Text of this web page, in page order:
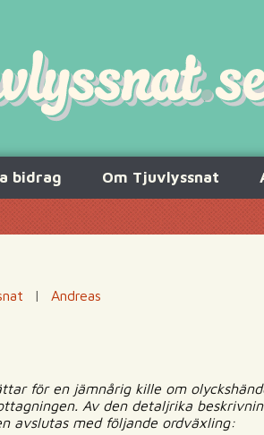
bidrag Om Tjuvlyssnat
|
Andreas
för en jämnårig kille om
Av den detaljrika
avslutas med följande ordväxling: